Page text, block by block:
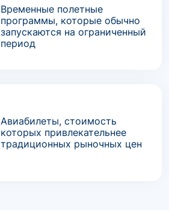
Временные полетные
программы, которые обычно
запускаются на ограниченный
период
Авиабилеты, стоимость
которых привлекательнее
традиционных рыночных цен